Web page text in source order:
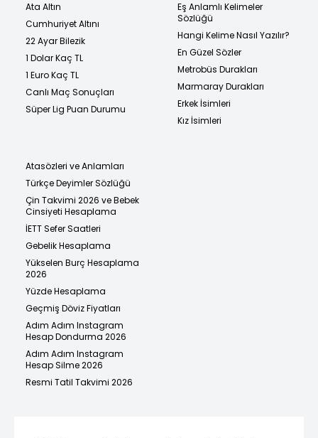
Ata Altın
Cumhuriyet Altını
22 Ayar Bilezik
1 Dolar Kaç TL
1 Euro Kaç TL
Canlı Maç Sonuçları
Süper Lig Puan Durumu
Eş Anlamlı Kelimeler
Sözlüğü
Hangi Kelime Nasıl Yazılır?
En Güzel Sözler
Metrobüs Durakları
Marmaray Durakları
Erkek İsimleri
Kız İsimleri
Atasözleri ve Anlamları
Türkçe Deyimler Sözlüğü
Çin Takvimi 2026 ve Bebek
Cinsiyeti Hesaplama
İETT Sefer Saatleri
Gebelik Hesaplama
Yükselen Burç Hesaplama
2026
Yüzde Hesaplama
Geçmiş Döviz Fiyatları
Adım Adım Instagram
Hesap Dondurma 2026
Adım Adım Instagram
Hesap Silme 2026
Resmi Tatil Takvimi 2026